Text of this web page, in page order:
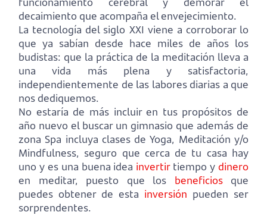
decaimiento que acompaña el envejecimiento.
La tecnología del siglo XXI viene a corroborar lo
que ya sabían desde hace miles de años los
budistas: que la práctica de la meditación lleva a
una vida más plena y satisfactoria,
independientemente de las labores diarias a que
nos dediquemos.
No estaría de más incluir en tus propósitos de
año nuevo el buscar un gimnasio que además de
zona Spa incluya clases de Yoga, Meditación y/o
Mindfulness, seguro que cerca de tu casa hay
uno y es una buena idea invertirtiempo y dinero
en meditar, puesto que los beneficiosque
puedes obtener de esta inversión pueden ser
sorprendentes.